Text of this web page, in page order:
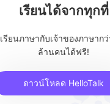
เรียนได้จากทุกที่
เรียนภาษากับเจ้าของภาษาก
ล้านคนได้ฟรี!
ดาวน์โหลด HelloTalk